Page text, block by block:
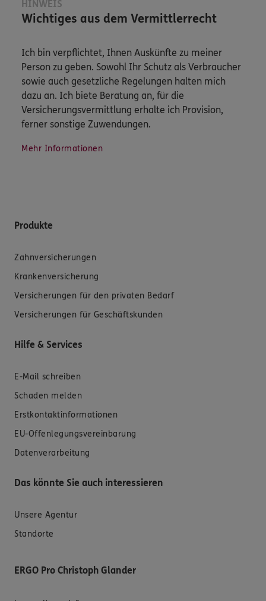
HINWEIS
Wichtiges aus dem Vermittlerrecht
Ich bin verpflichtet, Ihnen Auskünfte zu meiner
Person zu geben. Sowohl Ihr Schutz als Verbraucher
sowie auch gesetzliche Regelungen halten mich
dazu an. Ich biete Beratung an, für die
Versicherungsvermittlung erhalte ich Provision,
ferner sonstige Zuwendungen.
Mehr Informationen
Produkte
Zahnversicherungen
Krankenversicherung
Versicherungen für den privaten Bedarf
Versicherungen für Geschäftskunden
Hilfe & Services
E-Mail schreiben
Schaden melden
Erstkontaktinformationen
EU-Offenlegungsvereinbarung
Datenverarbeitung
Das könnte Sie auch interessieren
Unsere Agentur
Standorte
ERGO Pro Christoph Glander